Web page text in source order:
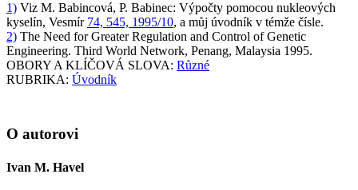
1) Viz M. Babincová, P. Babinec: Výpočty pomocou nukleových
kyselín, Vesmír 74, 545, 1995/10, a můj úvodník v témže čísle.
2) The Need for Greater Regulation and Control of Genetic
Engineering. Third World Network, Penang, Malaysia 1995.
OBORY A KLÍČOVÁ SLOVA: Různé
RUBRIKA: Úvodník
O autorovi
Ivan M. Havel